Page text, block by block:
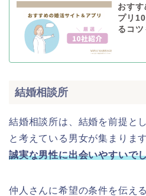
おす
プリ
るコ
結婚相談所
結婚相談所は、結婚を前提と
と考えている男女が集まります
誠実な男性に出会いやすいで
仲人さんに希望の条件を伝え